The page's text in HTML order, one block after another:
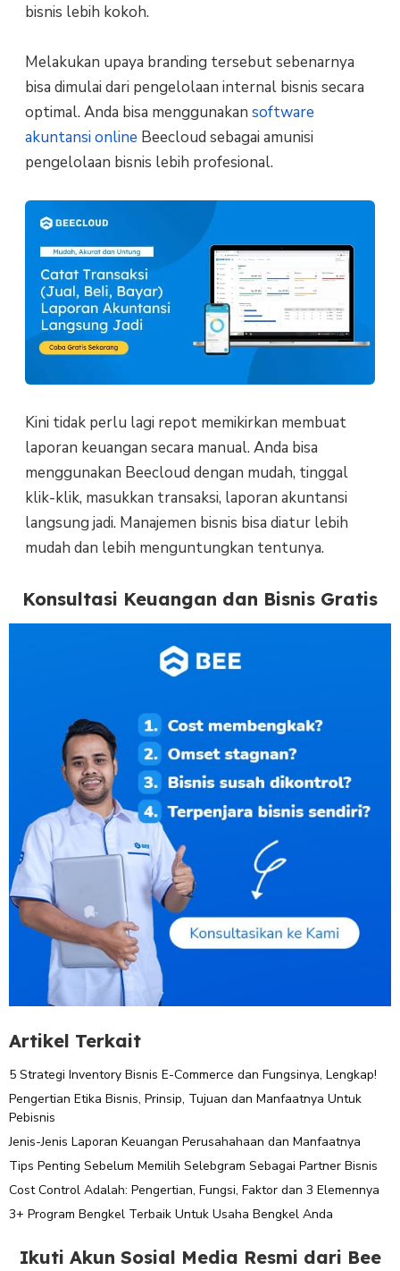
bisnis lebih kokoh.
Melakukan upaya branding tersebut sebenarnya
bisa dimulai dari pengelolaan internal bisnis secara
optimal. Anda bisa menggunakan software
akuntansi online Beecloud sebagai amunisi
pengelolaan bisnis lebih profesional.
Kini tidak perlu lagi repot memikirkan membuat
laporan keuangan secara manual. Anda bisa
menggunakan Beecloud dengan mudah, tinggal
klik-klik, masukkan transaksi, laporan akuntansi
langsung jadi. Manajemen bisnis bisa diatur lebih
mudah dan lebih menguntungkan tentunya.
Konsultasi Keuangan dan Bisnis Gratis
Artikel Terkait
5 Strategi Inventory Bisnis E-Commerce dan Fungsinya, Lengkap!
Pengertian Etika Bisnis, Prinsip, Tujuan dan Manfaatnya Untuk
Pebisnis
Jenis-Jenis Laporan Keuangan Perusahahaan dan Manfaatnya
Tips Penting Sebelum Memilih Selebgram Sebagai Partner Bisnis
Cost Control Adalah: Pengertian, Fungsi, Faktor dan 3 Elemennya
3+ Program Bengkel Terbaik Untuk Usaha Bengkel Anda
Ikuti Akun Sosial Media Resmi dari Bee